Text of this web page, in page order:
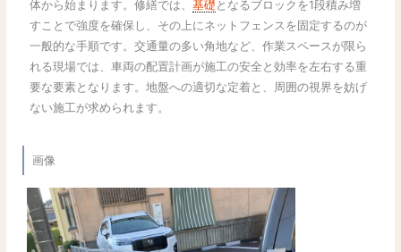
体から始まります。修繕では、 基礎となるブロックを1段積み増
すことで強度を確保し、その上にネットフェンスを固定するのが
一般的な手順です。交通量の多い角地など、作業スペースが限ら
れる現場では、車両の配置計画が施工の安全と効率を左右する重
要な要素となります。地盤への適切な定着と、周囲の視界を妨げ
ない施工が求められます。
画像